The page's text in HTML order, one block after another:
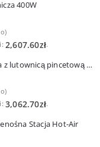
400W
2,607.60zł.
Quick TS6 Stacja lutownicza z lutownicą pincetową 60W
3,062.70zł.
Stacja Hot-Air